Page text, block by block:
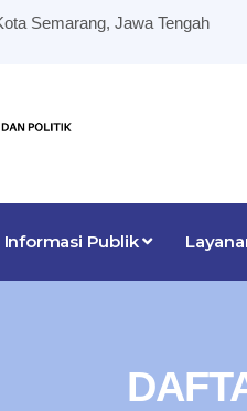
Semarang, Jawa Tengah
Informasi Publik